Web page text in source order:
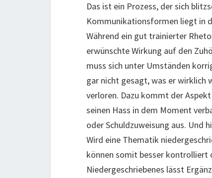
Das ist ein Prozess, der sich
Kommunikationsformen liegt in
Während ein gut trainierter
erwünschte Wirkung auf den
muss sich unter Umständen
gar nicht gesagt, was er wirklich
verloren. Dazu kommt der
seinen Hass in dem Moment
oder Schuldzuweisung aus. Und
Wird eine Thematik
können somit besser kontrolliert
Niedergeschriebenes lässt